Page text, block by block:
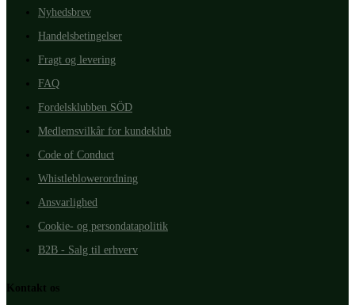
Nyhedsbrev
Handelsbetingelser
Fragt og levering
FAQ
Fordelsklubben SÖD
Medlemsvilkår for kundeklub
Code of Conduct
Whistleblowerordning
Ansvarlighed
Cookie- og persondatapolitik
B2B - Salg til erhverv
Kontakt os